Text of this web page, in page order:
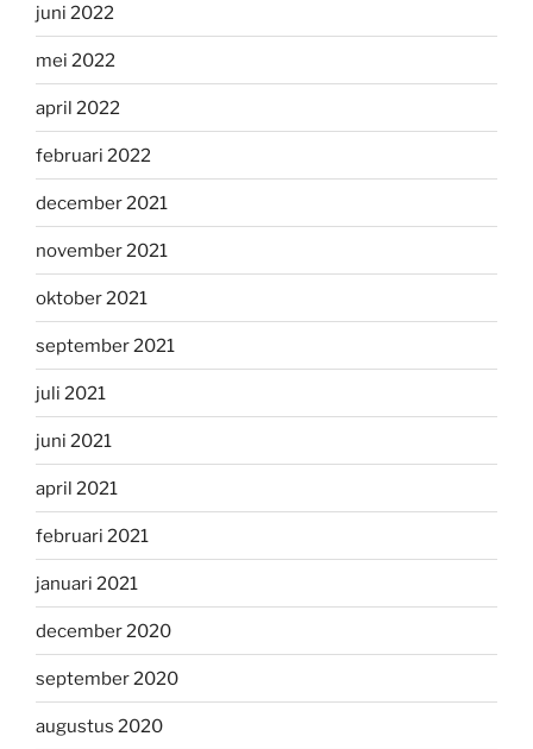
juni 2022
mei 2022
april 2022
februari 2022
december 2021
november 2021
oktober 2021
september 2021
juli 2021
juni 2021
april 2021
februari 2021
januari 2021
december 2020
september 2020
augustus 2020